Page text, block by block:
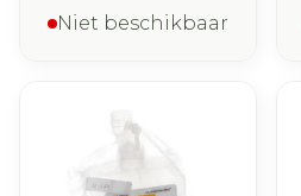
Niet beschikbaar